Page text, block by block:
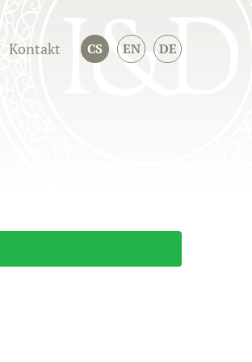
Kontakt CS EN DE